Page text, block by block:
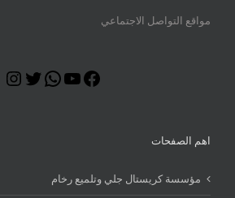
مواقع التواصل الاجتماعي
Facebook
YouTube
WhatsApp
Twitter
اهم الصفحات
مؤسسة كريستال جلي وتلميع رخام